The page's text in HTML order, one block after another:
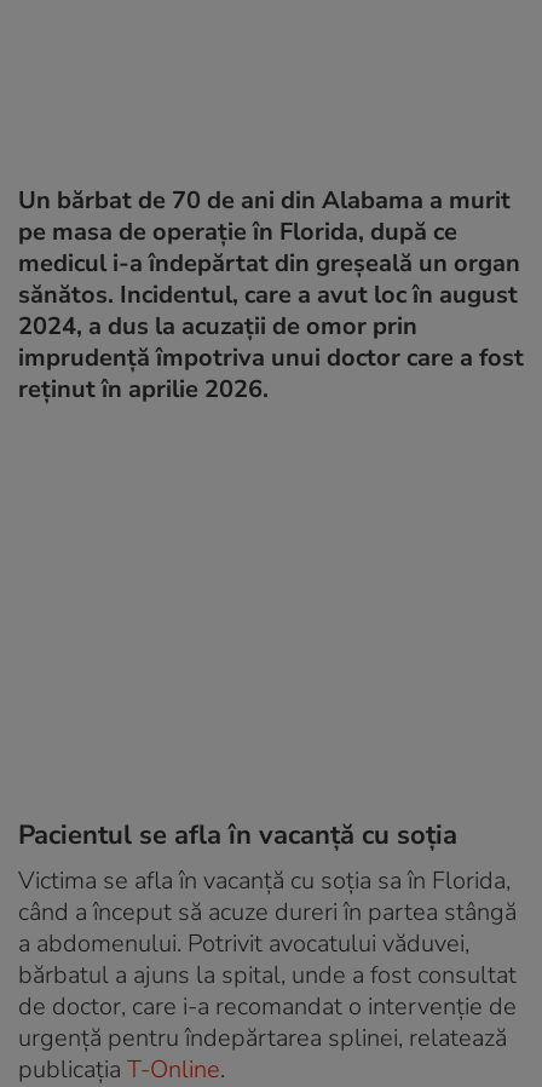
Un bărbat de 70 de ani din Alabama a murit
pe masa de operație în Florida, după ce
medicul i-a îndepărtat din greșeală un organ
sănătos. Incidentul, care a avut loc în august
2024, a dus la acuzații de omor prin
imprudență împotriva unui doctor care a fost
reținut în aprilie 2026.
Pacientul se afla în vacanță cu soția
Victima se afla în vacanță cu soția sa în Florida,
când a început să acuze dureri în partea stângă
a abdomenului. Potrivit avocatului văduvei,
bărbatul a ajuns la spital, unde a fost consultat
de doctor, care i-a recomandat o intervenție de
urgență pentru îndepărtarea splinei, relatează
publicația T-Online.